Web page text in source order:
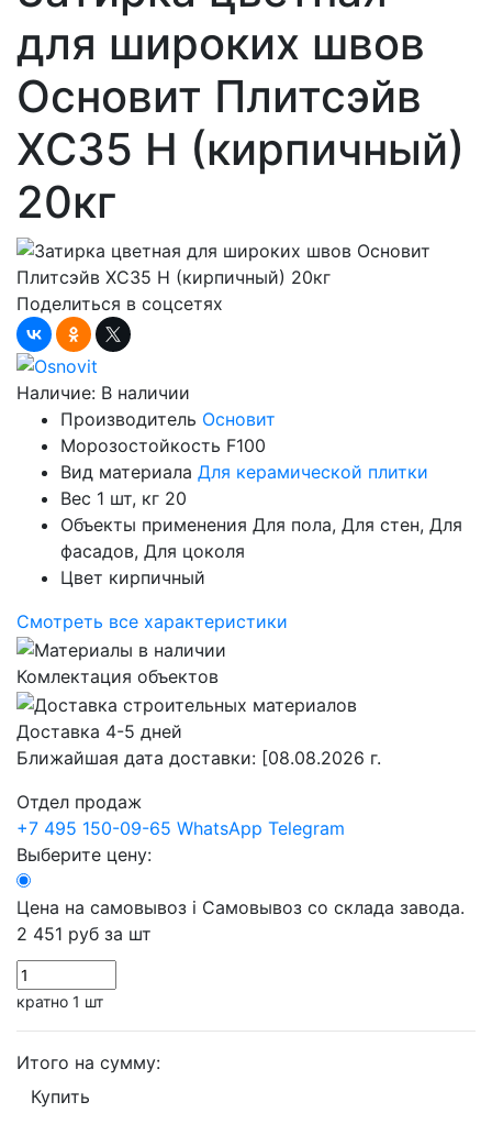
для широких швов
Основит Плитсэйв
XC35 H (кирпичный)
20кг
Поделиться в соцсетях
Наличие: В наличии
Производитель Основит
Морозостойкость F100
Вид материала Для керамической плитки
Вес 1 шт, кг 20
Объекты применения Для пола, Для стен, Для
фасадов, Для цоколя
Цвет кирпичный
Смотреть все характеристики
Комлектация объектов
Доставка 4-5 дней
Ближайшая дата доставки: [08.08.2026 г.
Отдел продаж
+7 495 150-09-65 WhatsApp Telegram
Выберите цену:
Цена на самовывоз i Самовывоз со склада завода.
2 451 руб за шт
кратно 1 шт
Итого на сумму:
Купить